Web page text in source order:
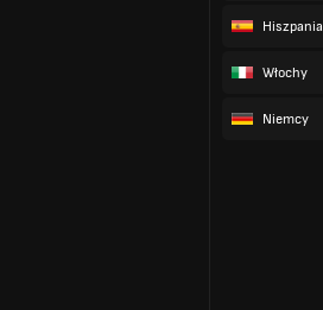
Hiszpania
Włochy
Niemcy